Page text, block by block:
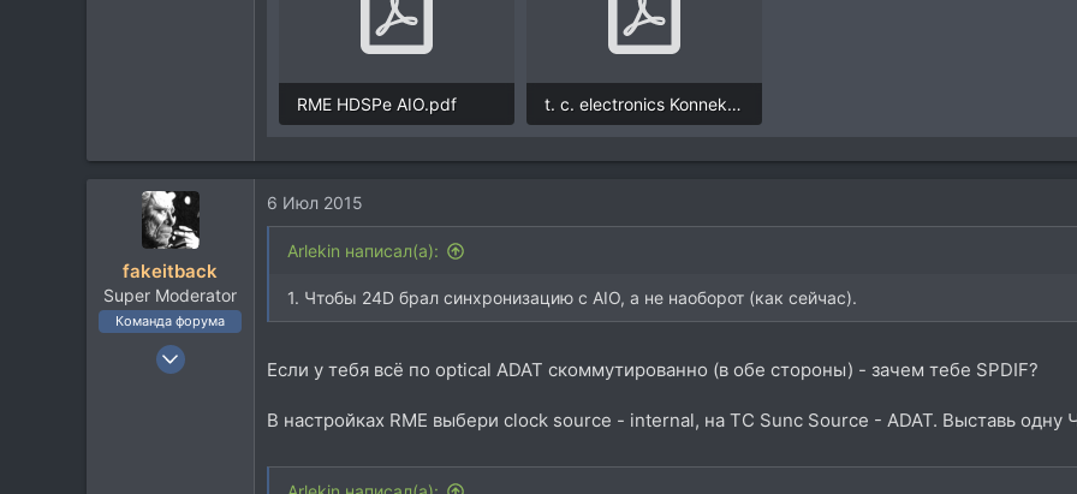
RME HDSPe AIO.pdf t. c. electronics Konnekt 24D.pdf
fakeitback
Super Moderator
Команда форума
6 Май 2005
6 Июл 2015
Arlekin написал(а):
1. Чтобы 24D брал синхронизацию с AIO, а не наоборот (как сейчас).
Если у тебя всё по optical ADAT скоммутированно (в обе стороны) - зачем тебе SPDIF?
В настройках RME выбери clock source - intеrnal, на ТС Sunc Source - ADAT. Выставь одну